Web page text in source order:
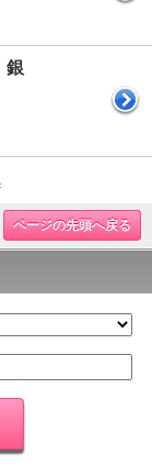
銀
ページの先頭へ戻る